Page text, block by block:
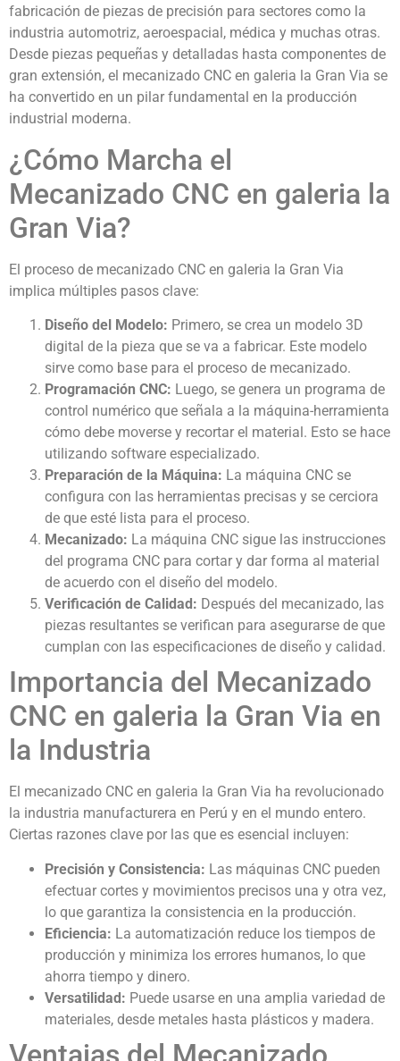
fabricación de piezas de precisión para sectores como la
industria automotriz, aeroespacial, médica y muchas otras.
Desde piezas pequeñas y detalladas hasta componentes de
gran extensión, el mecanizado CNC en galeria la Gran Via se
ha convertido en un pilar fundamental en la producción
industrial moderna.
¿Cómo Marcha el
Mecanizado CNC en galeria la
Gran Via?
El proceso de mecanizado CNC en galeria la Gran Via
implica múltiples pasos clave:
Diseño del Modelo: Primero, se crea un modelo 3D
digital de la pieza que se va a fabricar. Este modelo
sirve como base para el proceso de mecanizado.
Programación CNC: Luego, se genera un programa de
control numérico que señala a la máquina-herramienta
cómo debe moverse y recortar el material. Esto se hace
utilizando software especializado.
Preparación de la Máquina: La máquina CNC se
configura con las herramientas precisas y se cerciora
de que esté lista para el proceso.
Mecanizado: La máquina CNC sigue las instrucciones
del programa CNC para cortar y dar forma al material
de acuerdo con el diseño del modelo.
Verificación de Calidad: Después del mecanizado, las
piezas resultantes se verifican para asegurarse de que
cumplan con las especificaciones de diseño y calidad.
Importancia del Mecanizado
CNC en galeria la Gran Via en
la Industria
El mecanizado CNC en galeria la Gran Via ha revolucionado
la industria manufacturera en Perú y en el mundo entero.
Ciertas razones clave por las que es esencial incluyen:
Precisión y Consistencia: Las máquinas CNC pueden
efectuar cortes y movimientos precisos una y otra vez,
lo que garantiza la consistencia en la producción.
Eficiencia: La automatización reduce los tiempos de
producción y minimiza los errores humanos, lo que
ahorra tiempo y dinero.
Versatilidad: Puede usarse en una amplia variedad de
materiales, desde metales hasta plásticos y madera.